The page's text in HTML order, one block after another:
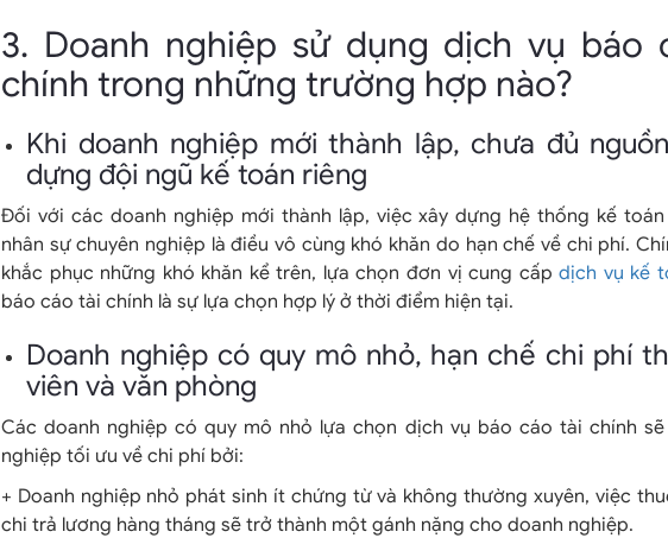
3. Doanh nghiệp sử dụng dịch vụ báo
chính trong những trường hợp nào?
Khi doanh nghiệp mới thành lập, chưa đủ
dựng đội ngũ kế toán riêng
Đối với các doanh nghiệp mới thành lập, việc xây dựng hệ thống kế
nhân sự chuyên nghiệp là điều vô cùng khó khăn do hạn chế về chi phí.
khắc phục những khó khăn kể trên, lựa chọn đơn vị cung cấpdịch vụ kế
báo cáo tài chính là sự lựa chọn hợp lý ở thời điểm hiện tại.
Doanh nghiệp có quy mô nhỏ, hạn chế chi phí
viên và văn phòng
Các doanh nghiệp có quy mô nhỏ lựa chọn dịch vụ báo cáo tài chính
nghiệp tối ưu về chi phí bởi:
+ Doanh nghiệp nhỏ phát sinh ít chứng từ và không thường xuyên, việc
chi trả lương hàng tháng sẽ trở thành một gánh nặng cho doanh nghiệp.